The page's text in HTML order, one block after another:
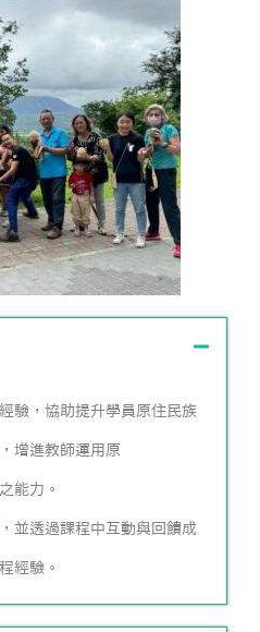
驗，協助提升學員原住民族
增進教師運用原
能力。
並透過課程中互動與回饋成
經驗。